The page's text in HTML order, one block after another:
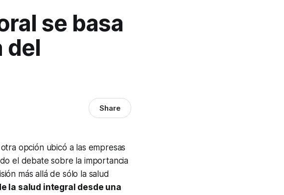
se basa
del
Share
opción ubicó a las empresas
el debate sobre la importancia
más allá de sólo la salud
la salud integral desde una